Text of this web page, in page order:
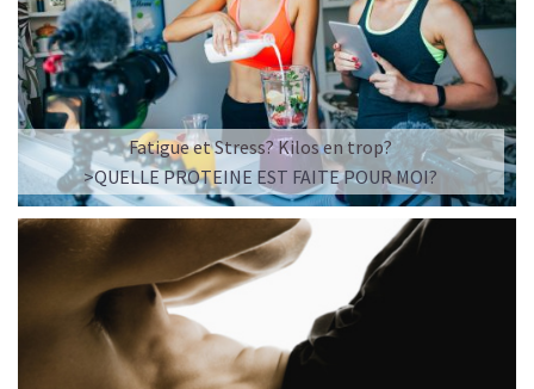
Imaginez un caramel fondant qui se mêle à un café
frappé crémeux, sans sucre raffiné et boosté en
protéines végétales.
C’est la boisson plaisir par excellence — celle qui
réconcilie dessert glacé et nutrition.
Résultat : un corps rassasié, une énergie durable, et zéro
fringale. Pour les gourmands qui veulent se faire plaisir
sans sacrifier leurs objectifs.
Découvrir le Café frappé au Caramel Protéiné
🍫 MOCHA GLACÉ PROTÉINÉ
Fatigue et Stress? Kilos en trop?
>QUELLE PROTEINE EST FAITE POUR MOI?